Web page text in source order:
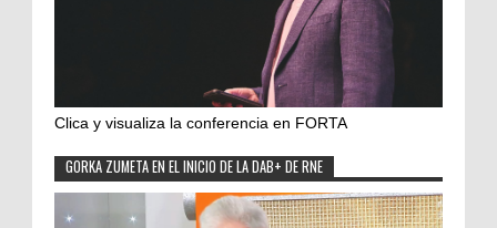
Clica y visualiza la conferencia en FORTA
GORKA ZUMETA EN EL INICIO DE LA DAB+ DE RNE